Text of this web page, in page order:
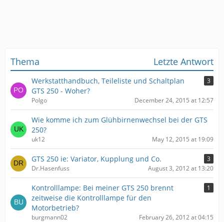
Thema Letzte Antwort
Werkstatthandbuch, Teileliste und Schaltplan
GTS 250 - Woher?
3
Polgo December 24, 2015 at 12:57
Wie komme ich zum Glühbirnenwechsel bei der GTS
250?
uk12 May 12, 2015 at 19:09
GTS 250 ie: Variator, Kupplung und Co.
3
Dr.Hasenfuss
August 3, 2012 at 13:20
Kontrolllampe: Bei meiner GTS 250 brennt
zeitweise die Kontrolllampe für den
Motorbetrieb?
1
burgmann02 February 26, 2012 at 04:15